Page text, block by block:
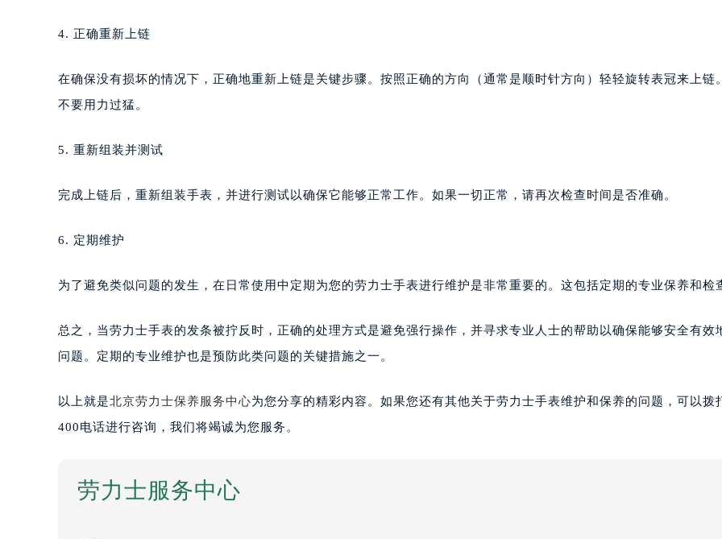
4. 正确重新上链
在确保没有损坏的情况下，正确地重新上链是关键步骤。按照正确的方向（通常是顺时针方向）轻轻旋转表冠来上链
不要用力过猛。
5. 重新组装并测试
完成上链后，重新组装手表，并进行测试以确保它能够正常工作。如果一切正常，请再次检查时间是否准确。
6. 定期维护
为了避免类似问题的发生，在日常使用中定期为您的劳力士手表进行维护是非常重要的。这包括定期的专业保养和检
总之，当劳力士手表的发条被拧反时，正确的处理方式是避免强行操作，并寻求专业人士的帮助以确保能够安全有效
问题。定期的专业维护也是预防此类问题的关键措施之一。
以上就是北京劳力士保养服务中心为您分享的精彩内容。如果您还有其他关于劳力士手表维护和保养的问题，可以拨
400电话进行咨询，我们将竭诚为您服务。
劳力士服务中心